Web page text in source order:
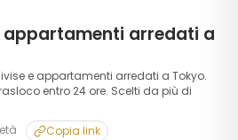
appartamenti arredati a
e appartamenti arredati a Tokyo.
entro 24 ore. Scelti da più di
Copia link